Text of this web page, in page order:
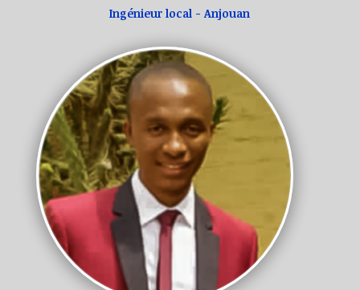
Ingénieur local - Anjouan